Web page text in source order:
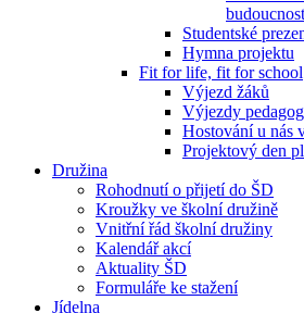
Studentské
Hymna projektu
Fit for life, fit for school
Výjezd žáků
Výjezdy
Hostování u nás
Projektový den
Družina
Rohodnutí o přijetí do ŠD
Kroužky ve školní družině
Vnitřní řád školní družiny
Kalendář akcí
Aktuality ŠD
Formuláře ke stažení
Jídelna